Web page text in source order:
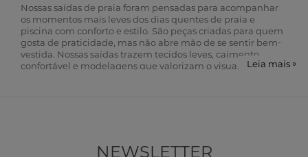
Nossas saídas de praia foram pensadas para acompanhar
os momentos mais leves dos dias quentes de praia e
piscina com conforto e estilo. São peças criadas para quem
gosta de praticidade, mas não abre mão de se sentir bem-
vestida. Nossas saídas trazem tecidos leves, caimento
confortável e modelagens que valorizam o visual sem
com mais confiança e conforto, sem complicação.
Leia mais »
NEWSLETTER